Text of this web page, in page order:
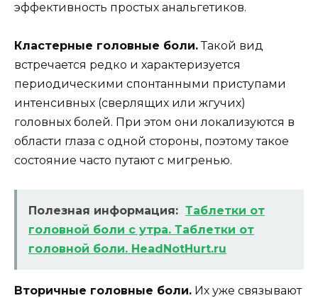
эффективность простых анальгетиков.
Кластерные головные боли.Такой вид
встречается редко и характеризуется
периодическими спонтанными приступами
интенсивных (сверлящих или жгучих)
головных болей. При этом они локализуются в
области глаза с одной стороны, поэтому такое
состояние часто путают с мигренью.
Полезная информация: Таблетки от
головной боли с утра. Таблетки от
головной боли. HeadNotHurt.ru
Вторичные головные боли. Их уже связывают